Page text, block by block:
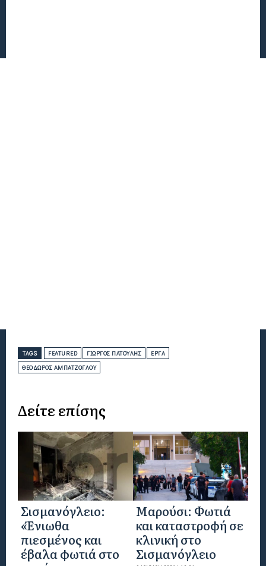
TAGS FEATURED ΓΙΏΡΓΟΣ ΠΑΤΟΎΛΗΣ
ΈΡΓΑ
ΘΕΌΔΩΡΟΣ ΑΜΠΑΤΖΌΓΛΟΥ
Δείτε επίσης
Σισμανόγλειο:
«Ένιωθα
πιεσμένος και
έβαλα φωτιά στο
Μαρούσι: Φωτιά
και καταστροφή σε
κλινική στο
Σισμανόγλειο